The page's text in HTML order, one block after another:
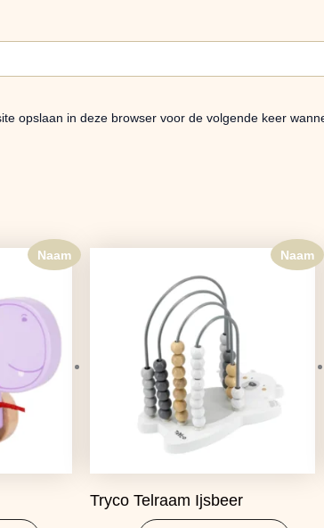
opslaan in deze browser voor de volgende keer
Naam Naam
Tryco Telraam Ijsbeer